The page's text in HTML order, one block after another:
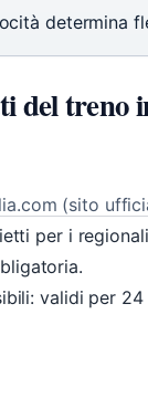
determina
del treno
(sito
per i
validi per